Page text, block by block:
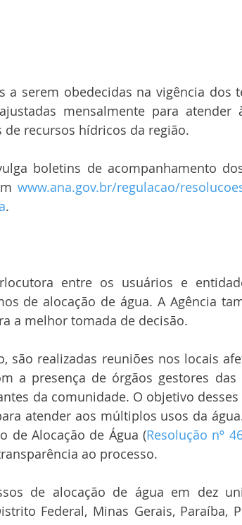
a serem obedecidas na vigência dos
mensalmente para atender
recursos hídricos da região.
boletins de acompanhamento
www.ana.gov.br/regulacao/
.
entre os usuários e
de alocação de água. A Agência
a melhor tomada de decisão.
são realizadas reuniões nos locais
a presença de órgãos gestores das
da comunidade. O objetivo
atender aos múltiplos usos da
de Alocação de Água (Resolução nº
ao processo.
de alocação de água em dez
Federal, Minas Gerais, Paraíba,